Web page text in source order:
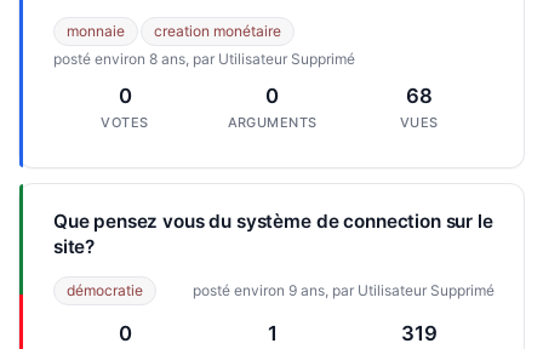
0
VOTES
0
ARGUMENTS
68
VUES
monnaie
creation monétaire
posté environ 8 ans, par Utilisateur Supprimé
0 1 319
Que pensez vous du système de connection sur le
site?
démocratie posté environ 9 ans, par Utilisateur Supprimé